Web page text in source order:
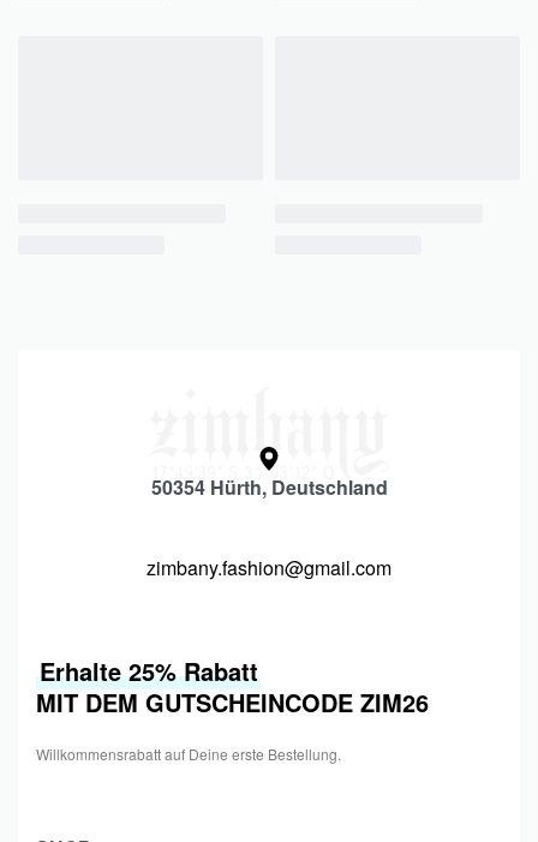
50354 Hürth, Deutschland
zimbany.fashion@gmail.com
Erhalte 25% Rabatt
MIT DEM GUTSCHEINCODE ZIM26
Willkommensrabatt auf Deine erste Bestellung.